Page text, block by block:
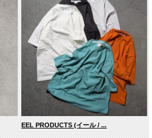
CHARCOAL
EEL PRODUCTS (イール / ...